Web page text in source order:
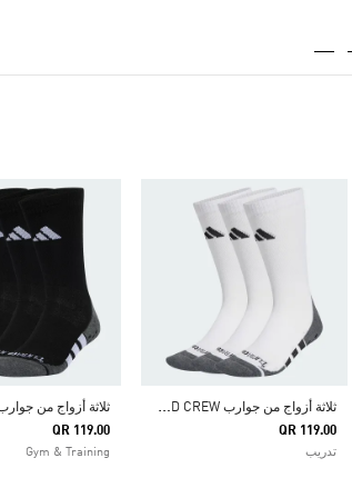
ث
لاثة أزواج من جوارب PERFORMANCE GRIP CLIMACOOL CUSHIONED CREW
QR 119.00
تدريب
QR 119.00
Gym & Training